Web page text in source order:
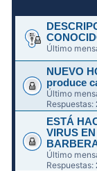
Último
NUEVO
produce
Último
Respuestas:
ESTÁ
VIRUS
Último
Respuestas: